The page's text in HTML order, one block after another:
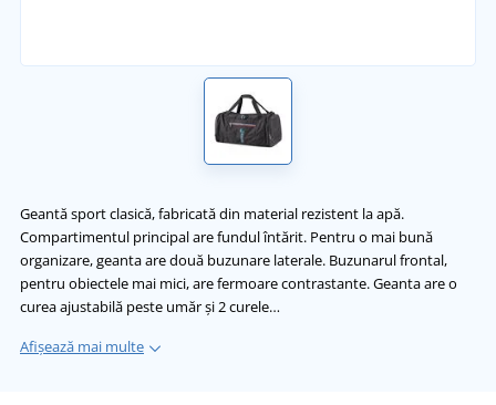
Geantă sport clasică, fabricată din material rezistent la apă.
Compartimentul principal are fundul întărit. Pentru o mai bună
organizare, geanta are două buzunare laterale. Buzunarul frontal,
pentru obiectele mai mici, are fermoare contrastante. Geanta are o
curea ajustabilă peste umăr și 2 curele…
Afișează mai multe